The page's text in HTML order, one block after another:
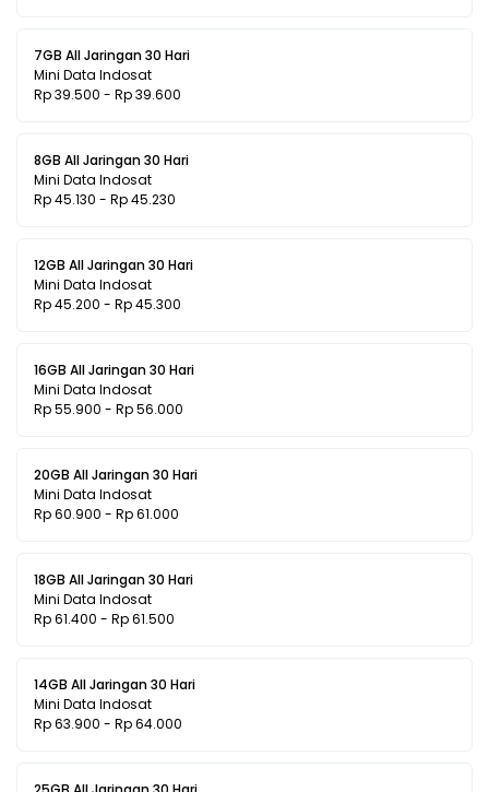
7GB All Jaringan 30 Hari
Mini Data Indosat
Rp 39.500 - Rp 39.600
8GB All Jaringan 30 Hari
Mini Data Indosat
Rp 45.130 - Rp 45.230
12GB All Jaringan 30 Hari
Mini Data Indosat
Rp 45.200 - Rp 45.300
16GB All Jaringan 30 Hari
Mini Data Indosat
Rp 55.900 - Rp 56.000
20GB All Jaringan 30 Hari
Mini Data Indosat
Rp 60.900 - Rp 61.000
18GB All Jaringan 30 Hari
Mini Data Indosat
Rp 61.400 - Rp 61.500
14GB All Jaringan 30 Hari
Mini Data Indosat
Rp 63.900 - Rp 64.000